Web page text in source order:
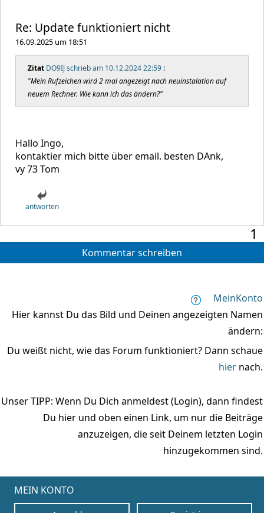
Re: Update funktioniert nicht
16.09.2025 um 18:51
Zitat DO9IJ schrieb am 10.12.2024 22:59 :
"Mein Rufzeichen wird 2 mal angezeigt nach neuinstalation auf
neuem Rechner. Wie kann ich das ändern?"
Hallo Ingo,
kontaktier mich bitte über email. besten DAnk,
vy 73 Tom
antworten
1
Kommentar schreiben
MeinKonto
Hier kannst Du das Bild und Deinen angezeigten Namen
ändern:
Du weißt nicht, wie das Forum funktioniert? Dann schaue
hier nach.
Unser TIPP: Wenn Du Dich anmeldest (Login), dann findest
Du hier und oben einen Link, um nur die Beiträge
anzuzeigen, die seit Deinem letzten Login
hinzugekommen sind.
MEIN KONTO